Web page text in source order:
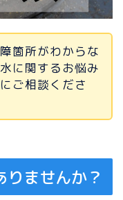
箇所がわからな
に関するお悩み
ご相談くださ
ませんか？